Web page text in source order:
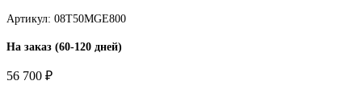
Артикул: 08T50MGE800
На заказ (60-120 дней)
56 700 ₽